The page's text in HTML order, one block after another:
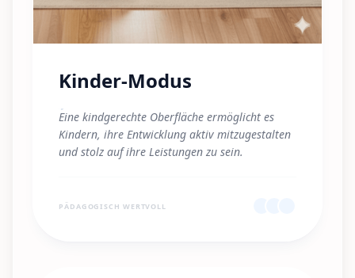
Kinder-Modus
"
Eine kindgerechte Oberfläche ermöglicht es
Kindern, ihre Entwicklung aktiv mitzugestalten
und stolz auf ihre Leistungen zu sein.
PÄDAGOGISCH WERTVOLL